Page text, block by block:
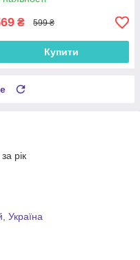
кремові (NS-209)
₴ 599 ₴
Купити
рік
Україна